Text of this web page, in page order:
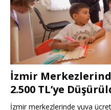
İzmir
2.500 TL’ye
İzmir merkezlerinde yuva